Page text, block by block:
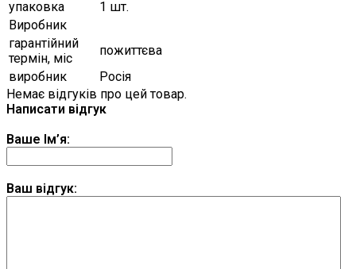
упаковка
1 шт.
Виробник
гарантійний
термін, міс
пожиттєва
виробник
Росія
Немає відгуків про цей товар.
Написати відгук
Ваше Ім’я:
Ваш відгук: